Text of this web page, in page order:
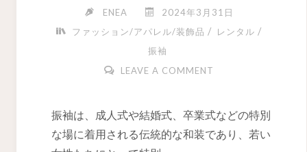
ENEA
2024年3月31日
ファッション/アパレル/装飾品 / レンタル /
振袖
LEAVE A COMMENT
振袖は、成人式や結婚式、卒業式などの特別
な場に着用される伝統的な和装であり、若い